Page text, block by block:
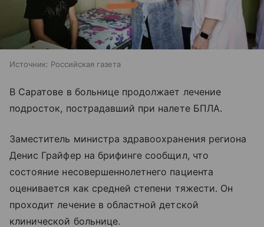
Источник: Российская газета
В Саратове в больнице продолжает лечение
подросток, пострадавший при налете БПЛА.
Заместитель министра здравоохранения региона
Денис Грайфер на брифинге сообщил, что
состояние несовершеннолетнего пациента
оценивается как средней степени тяжести. Он
проходит лечение в областной детской
клинической больнице.